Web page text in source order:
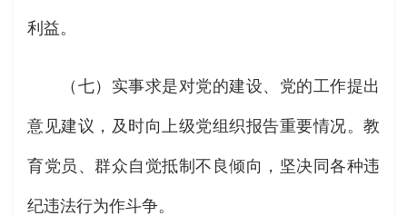
利益。
（七）实事求是对党的建设、党的工作提出
意见建议，及时向上级党组织报告重要情况。教
育党员、群众自觉抵制不良倾向，坚决同各种违
纪违法行为作斗争。